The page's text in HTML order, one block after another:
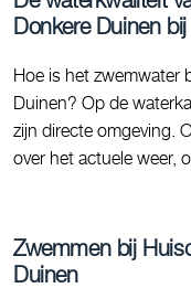
Donkere Duinen
Hoe is het zwemwater
Duinen? Op de
zijn directe omgeving.
over het actuele weer,
Zwemmen bij
Duinen